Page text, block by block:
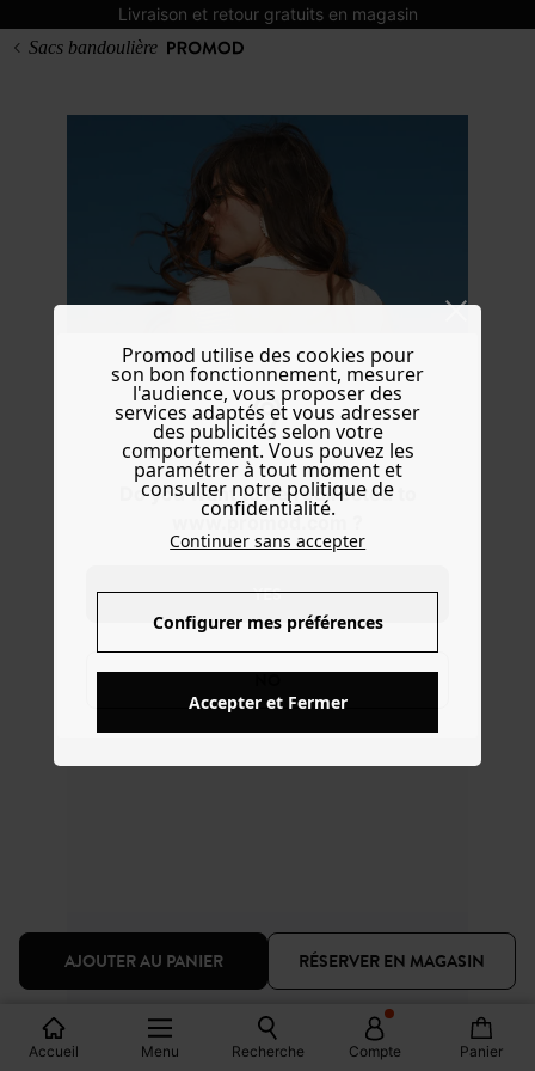
Livraison et retour gratuits en magasin
Do you want to be redirected to
www.promod.com ?
YES
NO
Sacs bandoulière
Accueil Menu Recherche Compte Panier
AJOUTER AU PANIER RÉSERVER EN MAGASIN
Promod utilise des cookies pour
son bon fonctionnement, mesurer
l'audience, vous proposer des
services adaptés et vous adresser
des publicités selon votre
comportement. Vous pouvez les
paramétrer à tout moment et
consulter notre politique de
confidentialité.
Continuer sans accepter
Configurer mes préférences
Accepter et Fermer